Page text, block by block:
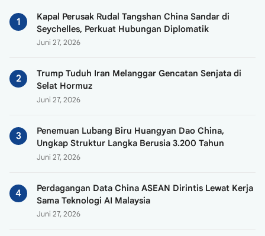
Kapal Perusak Rudal Tangshan China Sandar di
Seychelles, Perkuat Hubungan Diplomatik
Juni 27, 2026
Trump Tuduh Iran Melanggar Gencatan Senjata di
Selat Hormuz
Juni 27, 2026
Penemuan Lubang Biru Huangyan Dao China,
Ungkap Struktur Langka Berusia 3.200 Tahun
Juni 27, 2026
Perdagangan Data China ASEAN Dirintis Lewat Kerja
Sama Teknologi AI Malaysia
Juni 27, 2026